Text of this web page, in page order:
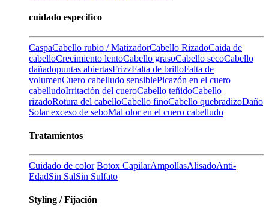
cuidado especifico
CaspaCabello rubio / MatizadorCabello RizadoCaida de
cabelloCrecimiento lentoCabello grasoCabello secoCabello
dañadopuntas abiertasFrizzFalta de brilloFalta de
volumenCuero cabelludo sensiblePicazón en el cuero
cabelludoIrritación del cueroCabello teñidoCabello
rizadoRotura del cabelloCabello finoCabello quebradizoDaño
Solarexceso de seboMal olor en el cuero cabelludo
Tratamientos
Cuidado de color Botox CapilarAmpollasAlisadoAnti-
EdadSin SalSin Sulfato
Styling / Fijación